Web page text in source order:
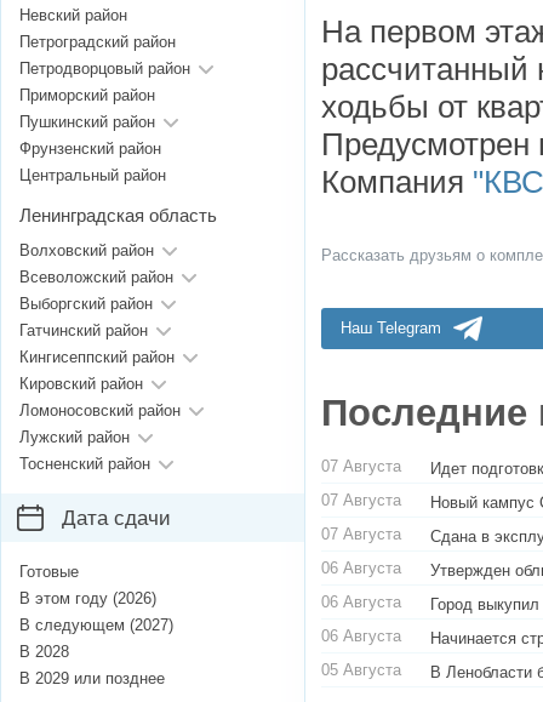
На первом
рассчитанный
ходьбы от
Предусмотрен
Компания
Рассказать друзьям о
Наш Telegram
Последние
07 Августа
Идет
07 Августа
Новый кампус
07 Августа
Сдана в
06 Августа
Утвержден
06 Августа
Город
06 Августа
Начинается
05 Августа
В Ленобласти
Невский район
Петроградский район
Петродворцовый район
Приморский район
Пушкинский район
Фрунзенский район
Центральный район
Ленинградская область
Волховский район
Всеволожский район
Выборгский район
Гатчинский район
Кингисеппский район
Кировский район
Ломоносовский район
Лужский район
Тосненский район
Дата сдачи
Готовые
В этом году (2026)
В следующем (2027)
В 2028
В 2029 или позднее